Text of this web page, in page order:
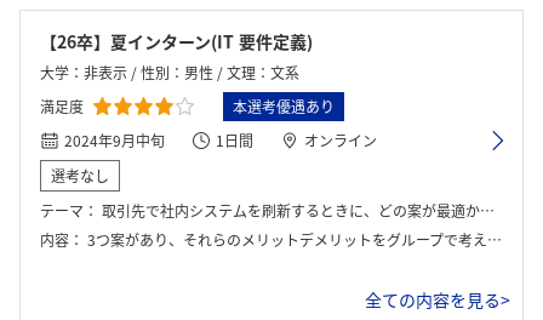
【26卒】夏インターン(IT 要件定義)
大学：非表示 / 性別：男性 / 文理：文系
満足度
本選考優遇あり
2024年9月中旬
1日間
オンライン
選考なし
テーマ： 取引先で社内システムを刷新するときに、どの案が最適かをグループで考える
内容： 3つ案があり、それらのメリットデメリットをグループで考える。システムを導入する期間やコストなどを鑑みる
全ての内容を見る>